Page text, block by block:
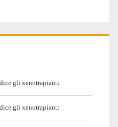
gli xenotrapianti
gli xenotrapianti